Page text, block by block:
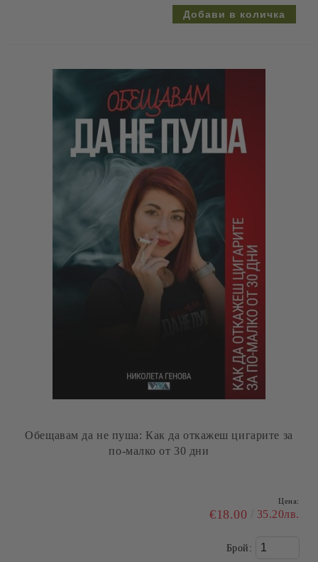
Обещавам да не пуша: Как да откажеш цигарите за
по-малко от 30 дни
Цена:
€18.00 35.20лв.
Брой: